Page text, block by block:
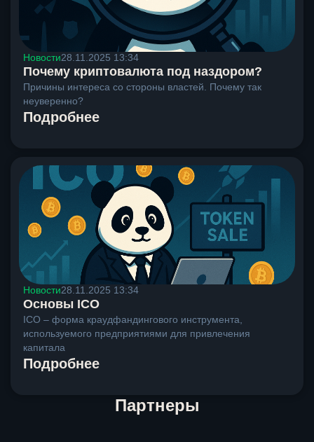
Новости28.11.2025 13:34
Почему криптовалюта под наздором?
Причины интереса со стороны властей. Почему так
неуверенно?
Подробнее
Новости28.11.2025 13:34
Основы ICO
ICO – форма краудфандингового инструмента,
используемого предприятиями для привлечения
капитала
Подробнее
Партнеры